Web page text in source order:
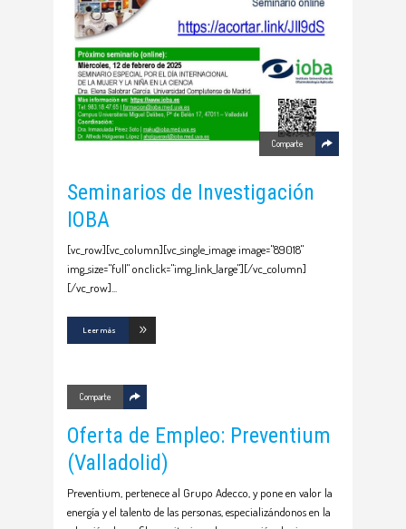
Comparte
Seminarios de Investigación
IOBA
[vc_row][vc_column][vc_single_image image="89018"
img_size="full" onclick="img_link_large"][/vc_column]
[/vc_row]
Leer más
Comparte
Oferta de Empleo: Preventium
(Valladolid)
Preventium, pertenece al Grupo Adecco, y pone en valor la
energía y el talento de las personas, especializándonos en la